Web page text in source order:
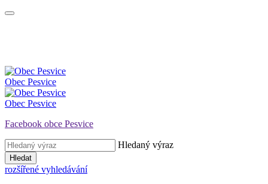
Obec Pesvice
Obec Pesvice
Facebook obce Pesvice
Hledaný výraz
Hledat
rozšířené vyhledávání